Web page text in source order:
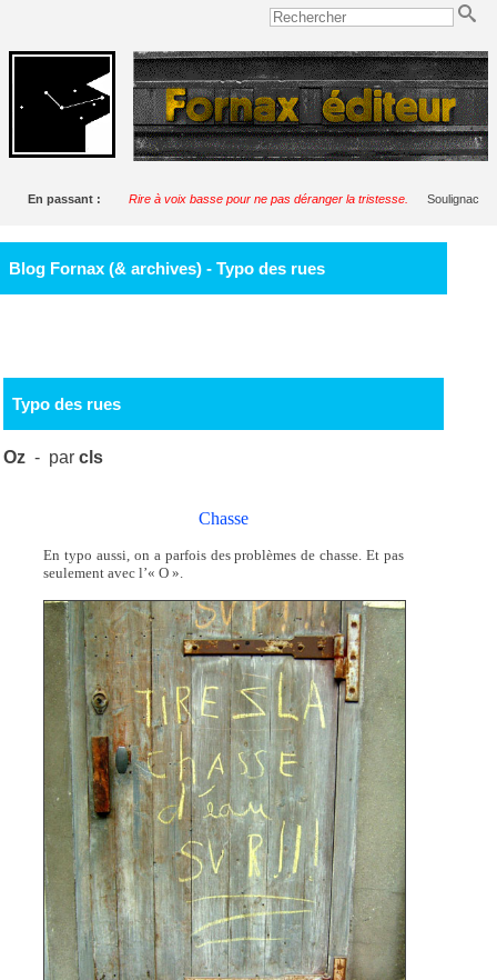
En passant : Rire à voix basse pour ne pas déranger la tristesse. Soulignac
Blog Fornax (& archives) - Typo des rues
Typo des rues
Oz - parcls
Chasse
En typo aussi, on a parfois des problèmes de chasse. Et pas
seulement avec l’« O ».